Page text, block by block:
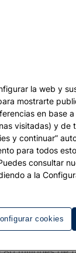
a la
la web y
mostrarte
en base
visitadas) y de
y continuar”
para todos
consultar
a la
cookies